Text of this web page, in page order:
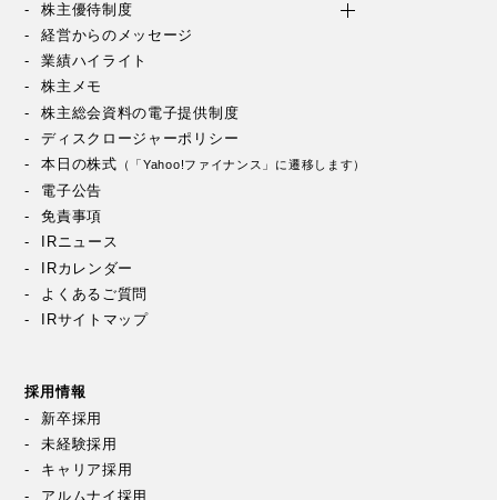
株主優待制度
経営からのメッセージ
業績ハイライト
株主メモ
株主総会資料の電子提供制度
ディスクロージャーポリシー
本日の株式 （「Yahoo!ファイナンス」に遷移します）
電子公告
免責事項
IRニュース
IRカレンダー
よくあるご質問
IRサイトマップ
採用情報
新卒採用
未経験採用
キャリア採用
アルムナイ採用